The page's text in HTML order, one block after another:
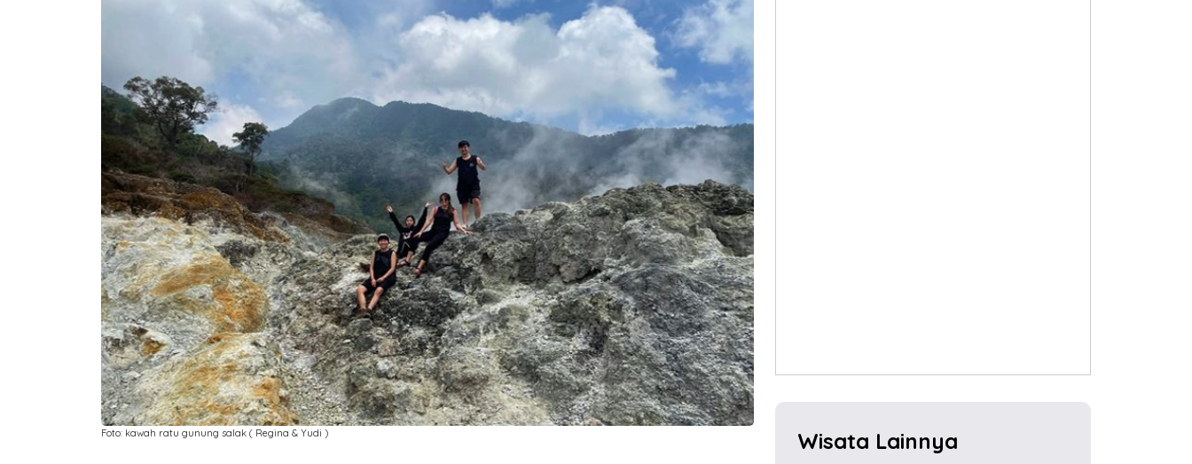
Foto: kawah ratu gunung salak ( Regina & Yudi ) Wisata Lainnya